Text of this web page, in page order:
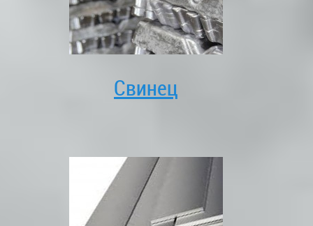
Свинец